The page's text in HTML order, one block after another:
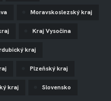
Moravskoslezský kraj
Kraj Vysočina
kraj
Plzeňský kraj
kraj Slovensko